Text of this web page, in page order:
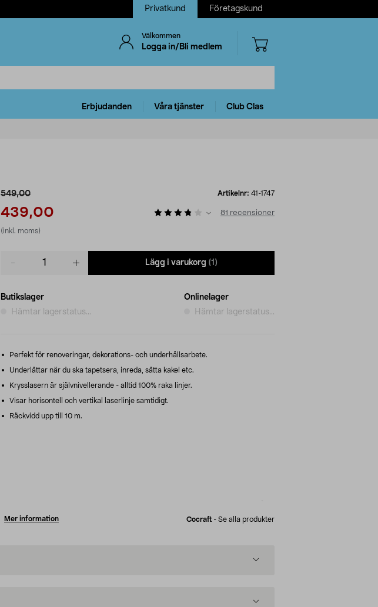
Privatkund Företagskund
Välkommen
Logga in/Bli medlem
Erbjudanden Våra tjänster Club Clas
549,00
439,00
(inkl. moms)
Artikelnr: 41-1747
81 recensioner
Lägg i varukorg (1)
Butikslager
Hämtar lagerstatus...
Onlinelager
Hämtar lagerstatus...
Perfekt för renoveringar, dekorations- och underhållsarbete.
Underlättar när du ska tapetsera, inreda, sätta kakel etc.
Krysslasern är självnivellerande - alltid 100% raka linjer.
Visar horisontell och vertikal laserlinje samtidigt.
Räckvidd upp till 10 m.
Mer information Cocraft - Se alla produkter